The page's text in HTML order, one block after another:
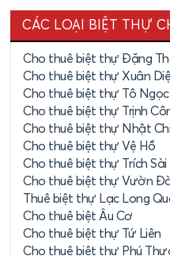
CÁC LOẠI BIỆT THỰ
Cho thuê biệt thự Đặng
Cho thuê biệt thự Xuân
Cho thuê biệt thự Tô Ngọc
Cho thuê biệt thự Trịnh
Cho thuê biệt thự Nhật
Cho thuê biệt thự Vệ Hồ
Cho thuê biệt thự Trích Sài
Cho thuê biệt thự Vườn
Thuê biệt thự Lạc Long
Cho thuê biệt Âu Cơ
Cho thuê biệt thự Tứ Liên
Cho thuê biệt thự Phú